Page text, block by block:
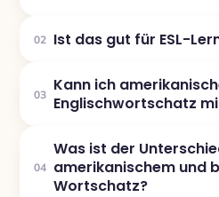
02 Ist das gut für ESL-
03 Kann ich
Englischwortschatz
04
Was ist der
amerikanischem und
Wortschatz?